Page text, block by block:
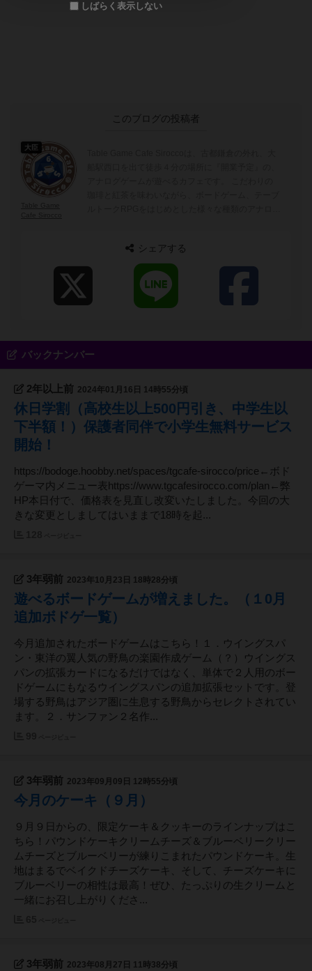
このブログの投稿者
大臣
きをお越しください。
シェアする
バックナンバー
2年以上前 2024年01月16日 14時55分頃
休日学割（高校生以上500円引き、中学生以
下半額！）保護者同伴で小学生無料サービス
開始！
https://bodoge.hoobby.net/spaces/tgcafe-sirocco/price←ボド
ゲーマ内メニュー表https://www.tgcafesirocco.com/plan←弊
HP本日付で、価格表を見直し改変いたしました。今回の大
きな変更としましてはいままで18時を起...
3年弱前 2023年10月23日 18時28分頃
遊べるボードゲームが増えました。（１0月
追加ボドゲ一覧）
今月追加されたボードゲームはこちら！１．ウイングスパ
ン・東洋の翼人気の野鳥の楽園作成ゲーム（？）ウイングス
パンの拡張カードになるだけではなく、単体で２人用のボー
ドゲームにもなるウイングスパンの追加拡張セットです。登
場する野鳥はアジア圏に生息する野鳥からセレクトされてい
ます。２．サンファン２名作...
3年弱前 2023年09月09日 12時55分頃
今月のケーキ（９月）
９月９日からの、限定ケーキ＆クッキーのラインナップはこ
ちら！パウンドケーキクリームチーズ＆ブルーベリークリー
ムチーズとブルーベリーが練りこまれたパウンドケーキ。生
地はまるでベイクドチーズケーキ、そして、チーズケーキに
ブルーベリーの相性は最高！ぜひ、たっぷりの生クリームと
一緒にお召し上がりくださ...
3年弱前 2023年08月27日 11時38分頃
しばらく表示しない